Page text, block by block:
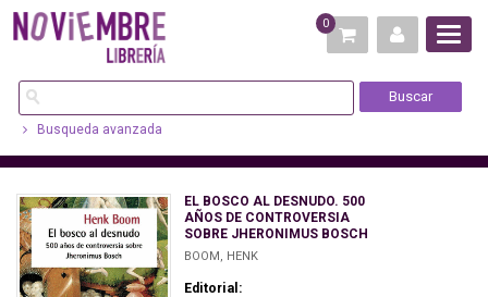
0
Busqueda avanzada
EL BOSCO AL DESNUDO. 500
AÑOS DE CONTROVERSIA
SOBRE JHERONIMUS BOSCH
BOOM, HENK
Editorial: